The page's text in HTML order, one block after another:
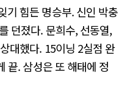
기 힘든 명승부. 신인 박충
던졌다. 문희수, 선동열,
대했다. 15이닝 2실점 완
끝. 삼성은 또 해태에 정